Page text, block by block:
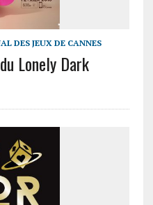
DES JEUX DE CANNES
Lonely Dark